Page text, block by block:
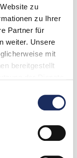
zu
zu Ihrer
Partner für
weiter. Unsere
mit
bereitgestellt